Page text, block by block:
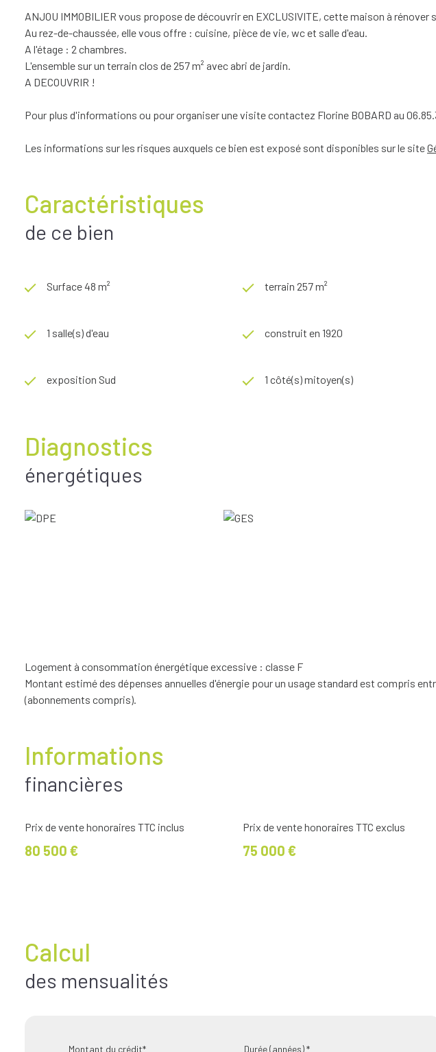
ANJOU IMMOBILIER vous propose de découvrir en EXCLUSIVITE, cette maison à rénover
Au rez-de-chaussée, elle vous offre : cuisine, pièce de vie, wc et salle d'eau.
A l'étage : 2 chambres.
L'ensemble sur un terrain clos de 257 m² avec abri de jardin.
A DECOUVRIR !
Pour plus d'informations ou pour organiser une visite contactez Florine BOBARD au
Les informations sur les risques auxquels ce bien est exposé sont disponibles sur le site
Caractéristiques
de ce bien
Surface 48 m² terrain 257 m²
1 salle(s) d'eau construit en 1920
exposition Sud 1 côté(s) mitoyen(s)
Diagnostics
énergétiques
Logement à consommation énergétique excessive : classe F
Montant estimé des dépenses annuelles d'énergie pour un usage standard est compris
(abonnements compris).
Informations
financières
Prix de vente honoraires TTC inclus
80 500 €
Prix de vente honoraires TTC exclus
75 000 €
Calcul
des mensualités
Montant du crédit* Durée (années) *